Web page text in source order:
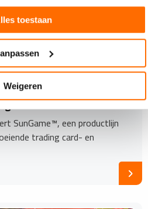
toestaan
WeigerenSunGame™ voor
cards
SunGame™, een productlijn
trading card- en